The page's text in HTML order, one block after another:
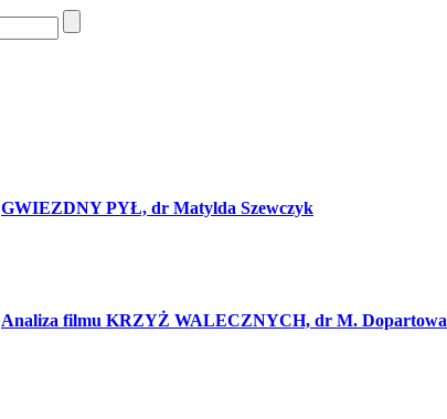
GWIEZDNY PYŁ, dr Matylda Szewczyk
Analiza filmu KRZYŻ WALECZNYCH, dr M. Dopartowa